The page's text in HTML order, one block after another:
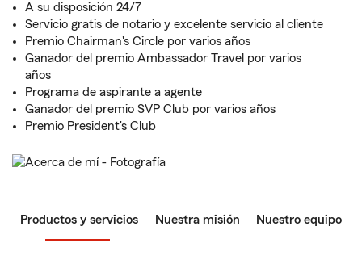
A su disposición 24/7
Servicio gratis de notario y excelente servicio al cliente
Premio Chairman's Circle por varios años
Ganador del premio Ambassador Travel por varios
años
Programa de aspirante a agente
Ganador del premio SVP Club por varios años
Premio President's Club
Productos y servicios Nuestra misión Nuestro equipo